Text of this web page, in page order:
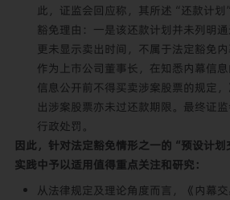
此，证监会回应称，其所述“还款计
豁免理由：一是该还款计划并未列明通
更未显示卖出时间，不属于法定豁免
作为上市公司董事长，在知悉内幕信
信息公开前不得买卖涉案股票的规定
出涉案股票亦未过还款期限。最终证
行政处罚。
因此，针对法定豁免情形之一的“预设计
实践中予以适用值得重点关注和研究：
从法律规定及理论角度而言，《内幕